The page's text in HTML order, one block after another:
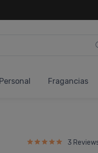
Fragancias
3